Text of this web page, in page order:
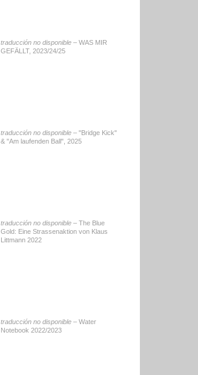
traducción no disponible – WAS MIR
GEFÄLLT, 2023/24/25
traducción no disponible – "Bridge Kick"
& "Am laufenden Ball", 2025
traducción no disponible – The Blue
Gold: Eine Strassenaktion von Klaus
Littmann 2022
traducción no disponible – Water
Notebook 2022/2023